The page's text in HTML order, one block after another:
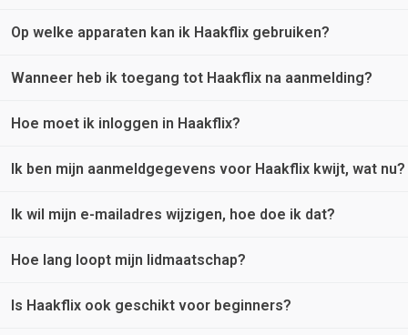
Het eerste jaar betaal je viaiDeal |Wero. Na het eerste jaar
Op welke apparaten kan ik Haakflix gebruiken?
Haakflix is een online platform, dus overal waar je internet
Wanneer heb ik toegang tot Haakflix na aanmelding?
Tijdens het bestelproces maak je direct je account aan. Je kan
Hoe moet ik inloggen in Haakflix?
Registreer en betaal je abonnement eerst. Vervolgens log je
Ik ben mijn aanmeldgegevens voor Haakflix kwijt, wat nu?
Ga naar de inlogpaginaen klik vervolgens op wachtwoord
Ik wil mijn e-mailadres wijzigen, hoe doe ik dat?
Log inmet je aanmeldgegevens. Ga naar Accountgegevens
Hoe lang loopt mijn lidmaatschap?
Je kunt een jaar lang gebruik maken van onze service! Daarna
Is Haakflix ook geschikt voor beginners?